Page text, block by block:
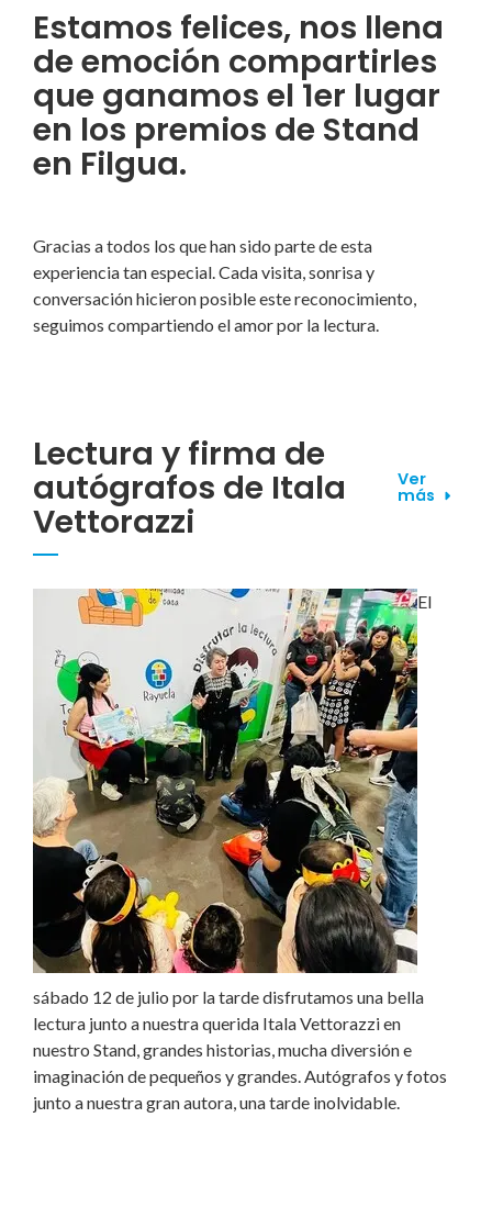
Estamos felices, nos llena
de emoción compartirles
que ganamos el 1er lugar
en los premios de Stand
en Filgua.
Gracias a todos los que han sido parte de esta
experiencia tan especial. Cada visita, sonrisa y
conversación hicieron posible este reconocimiento,
seguimos compartiendo el amor por la lectura.
Lectura y firma de
autógrafos de Itala
Vettorazzi
Ver
más
El
sábado 12 de julio por la tarde disfrutamos una bella
lectura junto a nuestra querida Itala Vettorazzi en
nuestro Stand, grandes historias, mucha diversión e
imaginación de pequeños y grandes. Autógrafos y fotos
junto a nuestra gran autora, una tarde inolvidable.